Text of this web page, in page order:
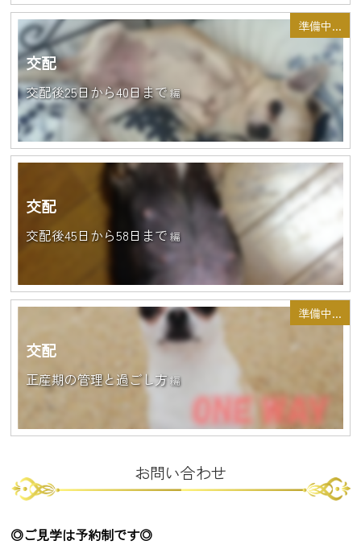
交配
交配後25日から40日まで編
準備中...
交配
交配後45日から58日まで 編
交配
正産期の管理と過ごし方編
準備中...
お問い合わせ
◎ご見学は予約制です◎